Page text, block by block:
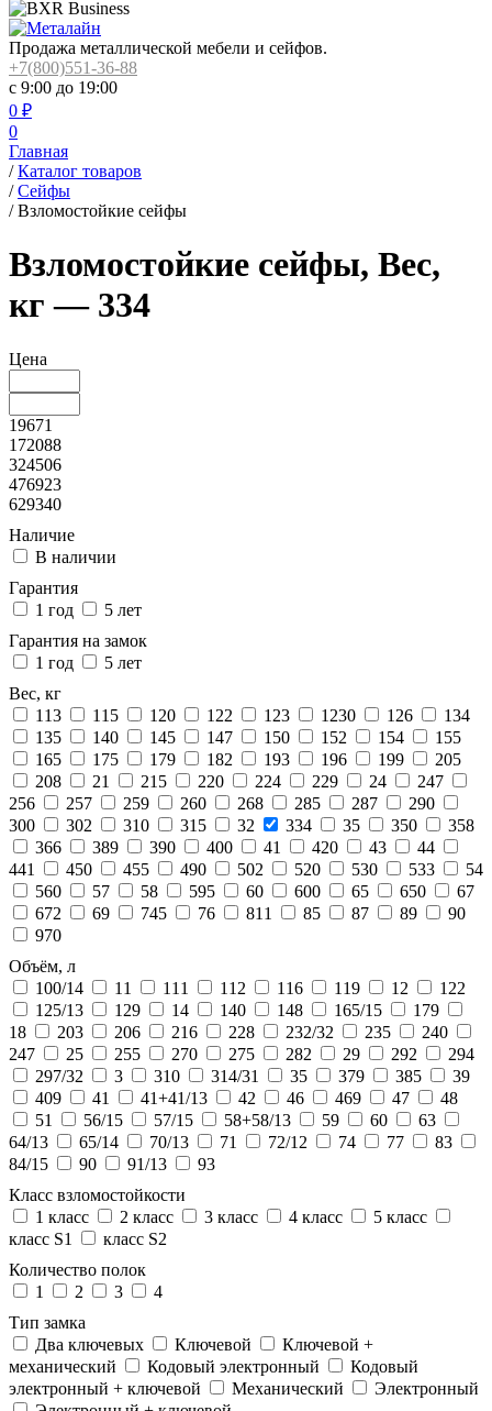
Продажа металлической мебели и сейфов.
+7(800)551-36-88
с 9:00 до 19:00
0 ₽
0
Главная
/ Каталог товаров
/ Сейфы
/ Взломостойкие сейфы
Взломостойкие сейфы, Вес,
кг — 334
Цена
19671
172088
324506
476923
629340
Наличие
В наличии
Гарантия
1 год
5 лет
Гарантия на замок
1 год
5 лет
Вес, кг
113
115 120 122 123 1230 126
134
135
140 145 147 150 152 154
155
165
175 179 182 193 196 199
205
208
21 215 220 224 229 24
247
256
257 259 260 268 285 287
290
300
302 310 315 32 334 35 350
358
366
389 390 400 41 420 43
44
441
450 455 490 502 520 530 533
54
560
57 58 595 60 600 65 650
67
672
69 745 76 811 85 87 89
90
970
Объём, л
100/14
11 111 112 116 119 12
122
125/13
129 14 140 148 165/15
179
18
203 206 216 228 232/32 235
240
247
25 255 270 275 282 29 292
294
297/32
3 310 314/31 35 379 385
39
409
41 41+41/13 42 46 469 47
48
51
56/15 57/15 58+58/13 59 60
63
64/13
65/14 70/13 71 72/12 74 77
83
84/15
90 91/13
93
Класс взломостойкости
1 класс
2 класс 3 класс 4 класс
5 класс
класс S1
класс S2
Количество полок
1
2 3
4
Тип замка
Два ключевых
Ключевой
Ключевой +
механический
Кодовый электронный
Кодовый
электронный + ключевой
Механический
Электронный